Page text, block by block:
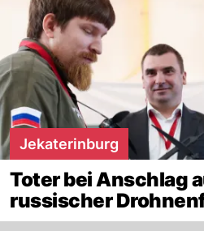
Jekaterinburg
Toter bei Anschlag
russischer